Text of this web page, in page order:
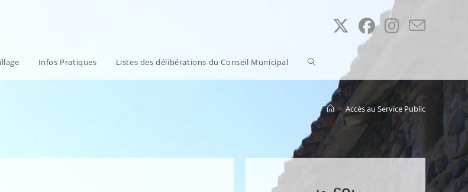
Infos Pratiques Listes des délibérations du Conseil Municipal Toggle
website
search
> Accès au Service Public